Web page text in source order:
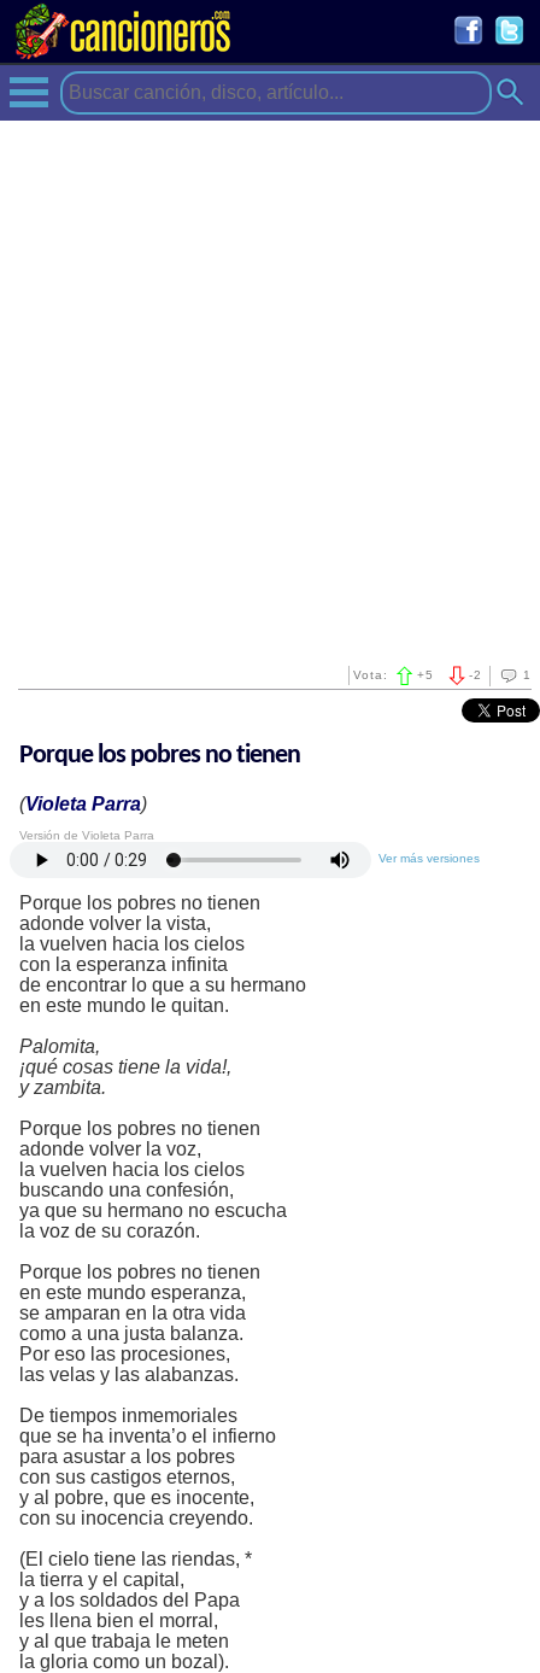
1
-2
Vota: +5
Porque los pobres no tienen
(Violeta Parra)
Versión de Violeta Parra
Ver más versiones
Porque los pobres no tienen
adonde volver la vista,
la vuelven hacia los cielos
con la esperanza infinita
de encontrar lo que a su hermano
en este mundo le quitan.
Palomita,
¡qué cosas tiene la vida!,
y zambita.
Porque los pobres no tienen
adonde volver la voz,
la vuelven hacia los cielos
buscando una confesión,
ya que su hermano no escucha
la voz de su corazón.
Porque los pobres no tienen
en este mundo esperanza,
se amparan en la otra vida
como a una justa balanza.
Por eso las procesiones,
las velas y las alabanzas.
De tiempos inmemoriales
que se ha inventa’o el infierno
para asustar a los pobres
con sus castigos eternos,
y al pobre, que es inocente,
con su inocencia creyendo.
(El cielo tiene las riendas, *
la tierra y el capital,
y a los soldados del Papa
les llena bien el morral,
y al que trabaja le meten
la gloria como un bozal).